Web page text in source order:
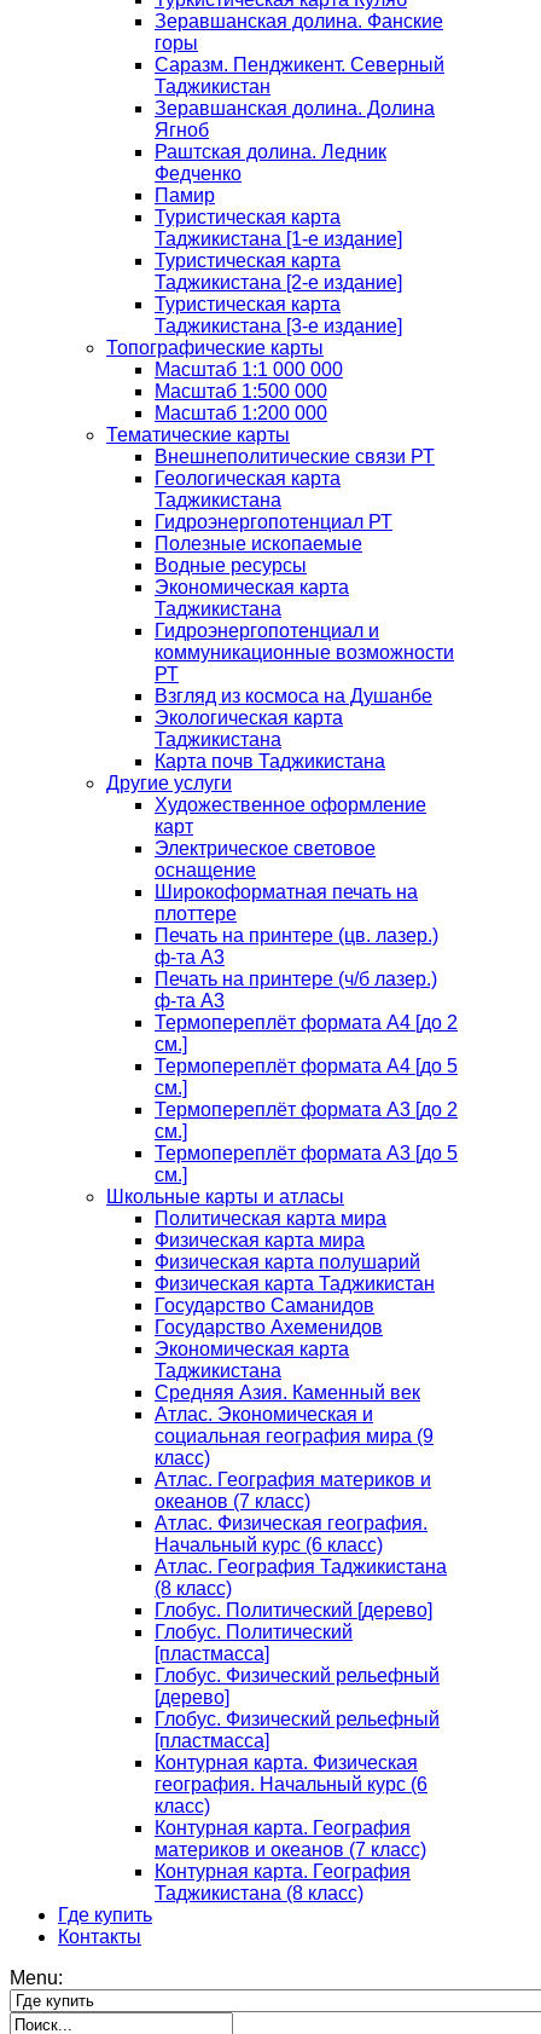
Зеравшанская долина. Фанские
горы
Саразм. Пенджикент. Северный
Таджикистан
Зеравшанская долина. Долина
Ягноб
Раштская долина. Ледник
Федченко
Памир
Туристическая карта
Таджикистана [1-е издание]
Туристическая карта
Таджикистана [2-е издание]
Туристическая карта
Таджикистана [3-е издание]
Топографические карты
Масштаб 1:1 000 000
Масштаб 1:500 000
Масштаб 1:200 000
Тематические карты
Внешнеполитические связи РТ
Геологическая карта
Таджикистана
Гидроэнергопотенциал РТ
Полезные ископаемые
Водные ресурсы
Экономическая карта
Таджикистана
Гидроэнергопотенциал и
коммуникационные возможности
РТ
Взгляд из космоса на Душанбе
Экологическая карта
Таджикистана
Карта почв Таджикистана
Другие услуги
Художественное оформление
карт
Электрическое световое
оснащение
Широкоформатная печать на
плоттере
Печать на принтере (цв. лазер.)
ф-та А3
Печать на принтере (ч/б лазер.)
ф-та А3
Термопереплёт формата А4 [до 2
см.]
Термопереплёт формата А4 [до 5
см.]
Термопереплёт формата А3 [до 2
см.]
Термопереплёт формата А3 [до 5
см.]
Школьные карты и атласы
Политическая карта мира
Физическая карта мира
Физическая карта полушарий
Физическая карта Таджикистан
Государство Саманидов
Государство Ахеменидов
Экономическая карта
Таджикистана
Средняя Азия. Каменный век
Атлас. Экономическая и
социальная география мира (9
класс)
Атлас. География материков и
океанов (7 класс)
Атлас. Физическая география.
Начальный курс (6 класс)
Атлас. География Таджикистана
(8 класс)
Глобус. Политический [дерево]
Глобус. Политический
[пластмасса]
Глобус. Физический рельефный
[дерево]
Глобус. Физический рельефный
[пластмасса]
Контурная карта. Физическая
география. Начальный курс (6
класс)
Контурная карта. География
материков и океанов (7 класс)
Контурная карта. География
Таджикистана (8 класс)
Где купить
Контакты
Menu: